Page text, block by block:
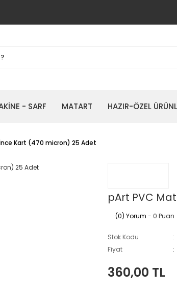
- SARF MATART HAZIR-ÖZEL
Kart (470 micron) 25 Adet
pArt PVC
(0) Yorum - 0 Puan
Stok Kodu
Fiyat
360,00 TL